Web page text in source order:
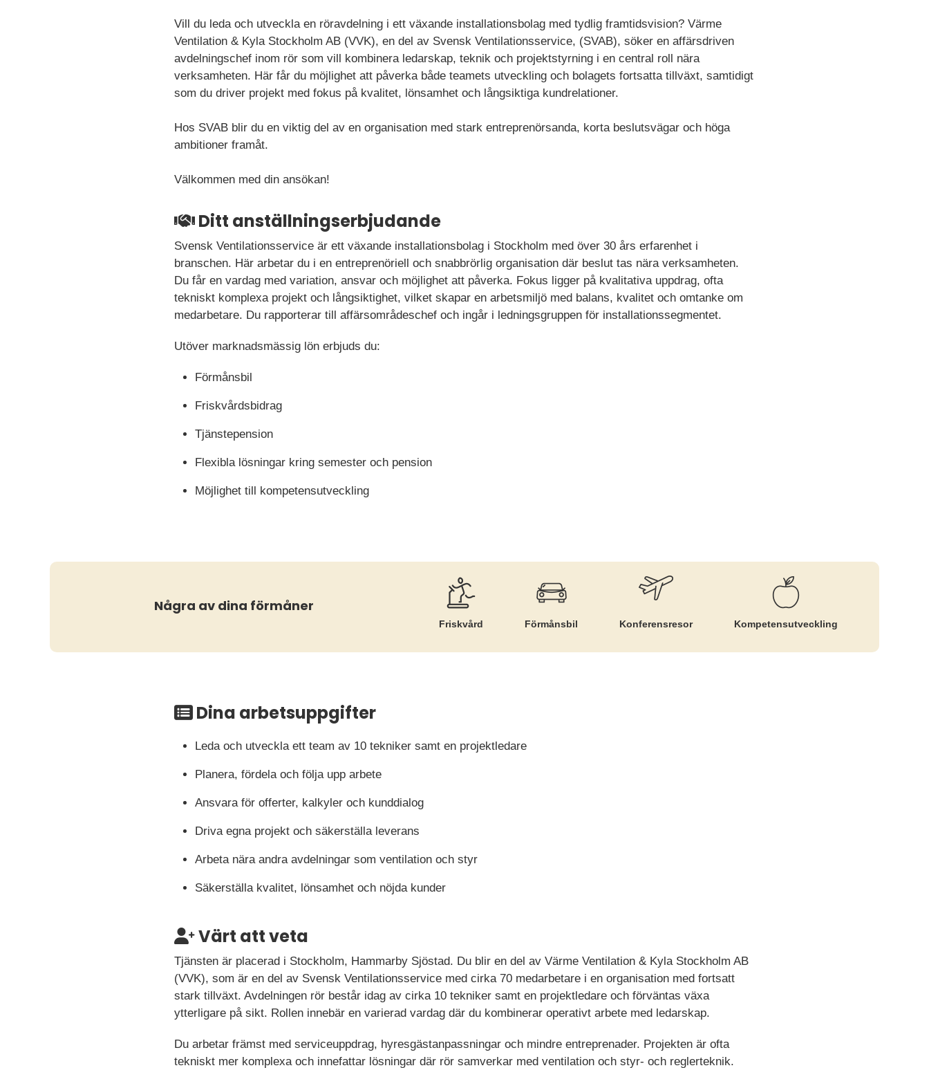
Vill du leda och utveckla en röravdelning i ett växande installationsbolag med tydlig framtidsvision? Värme
Ventilation & Kyla Stockholm AB (VVK), en del av Svensk Ventilationsservice, (SVAB), söker en affärsdriven
avdelningschef inom rör som vill kombinera ledarskap, teknik och projektstyrning i en central roll nära
verksamheten. Här får du möjlighet att påverka både teamets utveckling och bolagets fortsatta tillväxt, samtidigt
som du driver projekt med fokus på kvalitet, lönsamhet och långsiktiga kundrelationer.
Hos SVAB blir du en viktig del av en organisation med stark entreprenörsanda, korta beslutsvägar och höga
ambitioner framåt.
Välkommen med din ansökan!
Ditt anställningserbjudande
Svensk Ventilationsservice är ett växande installationsbolag i Stockholm med över 30 års erfarenhet i
branschen. Här arbetar du i en entreprenöriell och snabbrörlig organisation där beslut tas nära verksamheten.
Du får en vardag med variation, ansvar och möjlighet att påverka. Fokus ligger på kvalitativa uppdrag, ofta
tekniskt komplexa projekt och långsiktighet, vilket skapar en arbetsmiljö med balans, kvalitet och omtanke om
medarbetare. Du rapporterar till affärsområdeschef och ingår i ledningsgruppen för installationssegmentet.
Utöver marknadsmässig lön erbjuds du:
Förmånsbil
Friskvårdsbidrag
Tjänstepension
Flexibla lösningar kring semester och pension
Möjlighet till kompetensutveckling
Några av dina förmåner
Friskvård Förmånsbil Konferensresor Kompetens­utveckling
Dina arbetsuppgifter
Leda och utveckla ett team av 10 tekniker samt en projektledare
Planera, fördela och följa upp arbete
Ansvara för offerter, kalkyler och kunddialog
Driva egna projekt och säkerställa leverans
Arbeta nära andra avdelningar som ventilation och styr
Säkerställa kvalitet, lönsamhet och nöjda kunder
Värt att veta
Tjänsten är placerad i Stockholm, Hammarby Sjöstad. Du blir en del av Värme Ventilation & Kyla Stockholm AB
(VVK), som är en del av Svensk Ventilationsservice med cirka 70 medarbetare i en organisation med fortsatt
stark tillväxt. Avdelningen rör består idag av cirka 10 tekniker samt en projektledare och förväntas växa
ytterligare på sikt. Rollen innebär en varierad vardag där du kombinerar operativt arbete med ledarskap.
Du arbetar främst med serviceuppdrag, hyresgästanpassningar och mindre entreprenader. Projekten är ofta
tekniskt mer komplexa och innefattar lösningar där rör samverkar med ventilation och styr- och reglerteknik.